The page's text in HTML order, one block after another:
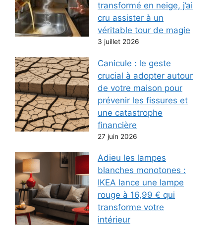
transformé en neige, j’ai
cru assister à un
véritable tour de magie
3 juillet 2026
Canicule : le geste
crucial à adopter autour
de votre maison pour
prévenir les fissures et
une catastrophe
financière
27 juin 2026
Adieu les lampes
blanches monotones :
IKEA lance une lampe
rouge à 16,99 € qui
transforme votre
intérieur